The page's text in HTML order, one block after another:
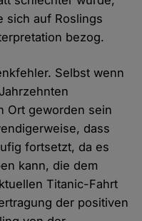
sich auf Roslings
bezog.
Selbst wenn
Ort geworden sein
dass
fortsetzt, da es
kann, die dem
Titanic-Fahrt
der positiven